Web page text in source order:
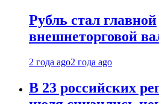
Рубль стал главной
внешнеторговой
2 года ago2 года ago
В 23 российских